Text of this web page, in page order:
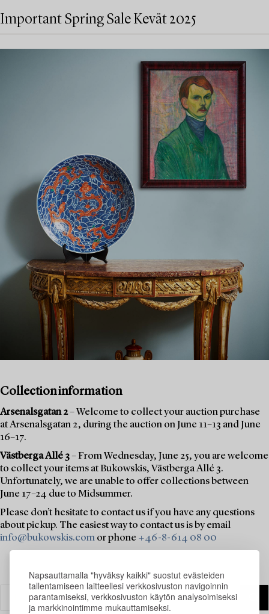
Napsauttamalla "hyväksy kaikki" suostut evästeiden
tallentamiseen laitteellesi verkkosivuston navigoinnin
parantamiseksi, verkkosivuston käytön analysoimiseksi
ja markkinointimme mukauttamiseksi.
Important Spring Sale Kevät 2025
Collection information
Arsenalsgatan 2– Welcome to collect your auction purchase
at Arsenalsgatan 2, during the auction on June 11–13 and June
16–17.
Västberga Allé 3– From Wednesday, June 25, you are welcome
to collect your items at Bukowskis, Västberga Allé 3.
Unfortunately, we are unable to offer collections between
June 17–24 due to Midsummer.
Please don’t hesitate to contact us if you have any questions
about pickup. The easiest way to contact us is by email
info@bukowskis.com or phone +46-8-614 08 00